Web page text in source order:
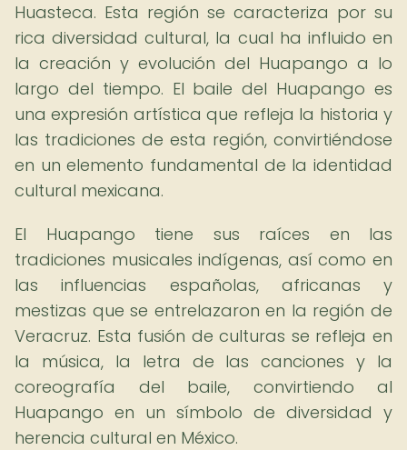
Huasteca. Esta región se caracteriza por su
rica diversidad cultural, la cual ha influido en
la creación y evolución del Huapango a lo
largo del tiempo. El baile del Huapango es
una expresión artística que refleja la historia y
las tradiciones de esta región, convirtiéndose
en un elemento fundamental de la identidad
cultural mexicana.
El Huapango tiene sus raíces en las
tradiciones musicales indígenas, así como en
las influencias españolas, africanas y
mestizas que se entrelazaron en la región de
Veracruz. Esta fusión de culturas se refleja en
la música, la letra de las canciones y la
coreografía del baile, convirtiendo al
Huapango en un símbolo de diversidad y
herencia cultural en México.